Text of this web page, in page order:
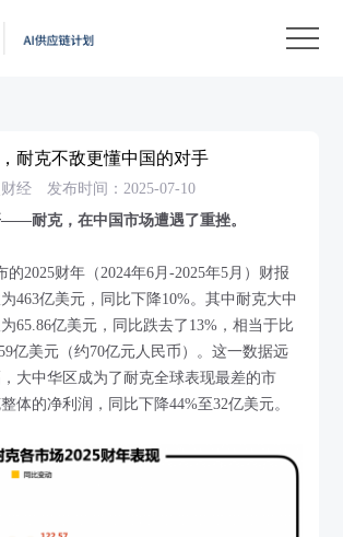
耐克不敌更懂中国的对手
经
发布时间：2025-07-10
耐克，在中国市场遭遇了重挫。
的2025财年（2024年6月-2025年5月）财报
463亿美元，同比下降10%。其中耐克大中
65.86亿美元，同比跌去了13%，相当于比
亿美元（约70亿元人民币）。这一数据远
大中华区成为了耐克全球表现最差的市
体的净利润，同比下降44%至32亿美元。